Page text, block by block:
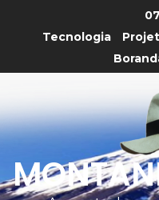
Tecnologia